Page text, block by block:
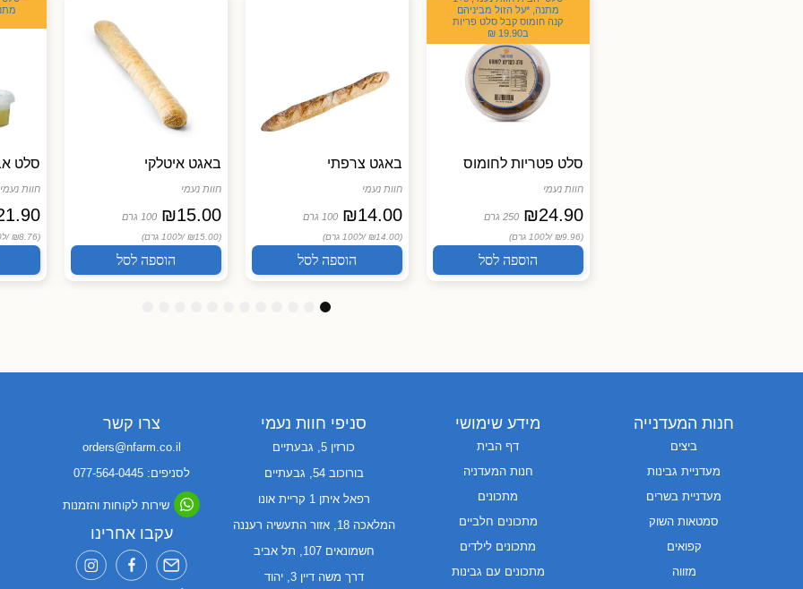
מתנה, *על הזול מביניהם
קנה חומוס קבל סלט פריות
ב19.90 ₪
סלט פטריות לחומוס
חוות נעמי
₪24.90 250 גרם
(₪9.96 / ל100 גרם)
הוספה לסל
באגט צרפתי
חוות נעמי
₪14.00 100 גרם
(₪14.00 / ל100 גרם)
הוספה לסל
באגט איטלקי
חוות נעמי
₪15.00 100 גרם
(₪15.00 / ל100 גרם)
הוספה לסל
סלט
חוות נעמי
(₪8.76 / ל100 גרם)
חנות המעדנייה
ביצים
מעדניית גבינות
מעדניית בשרים
סמטאות השוק
קפואים
מזווה
מידע שימושי
דף הבית
חנות המעדניה
מתכונים
מתכונים חלביים
מתכונים לילדים
מתכונים עם גבינות
סניפי חוות נעמי
כורזין 5, גבעתיים
בורוכוב 54, גבעתיים
רפאל איתן 1 קריית אונו
המלאכה 18, אזור התעשיה רעננה
חשמונאים 107, תל אביב
דרך משה דיין 3, יהוד
צרו קשר
orders@nfarm.co.il
לסניפים: 077-564-0445
שירות לקוחות והזמנות
עקבו אחרינו